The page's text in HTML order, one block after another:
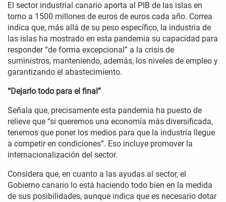
El sector industrial canario aporta al PIB de las islas en
torno a 1500 millones de euros de euros cada año. Correa
indica que, más allá de su peso específico, la industria de
las islas ha mostrado en esta pandemia su capacidad para
responder “de forma excepcional” a la crisis de
suministros, manteniendo, además, los niveles de empleo y
garantizando el abastecimiento.
“Dejarlo todo para el final”
Señala que, precisamente esta pandemia ha puesto de
relieve que “si queremos una economía más diversificada,
tenemos que poner los medios para que la industria llegue
a competir en condiciones”. Eso incluye promover la
internacionalización del sector.
Considera que, en cuanto a las ayudas al sector, el
Gobierno canario lo está haciendo todo bien en la medida
de sus posibilidades, aunque indica que es necesario dotar